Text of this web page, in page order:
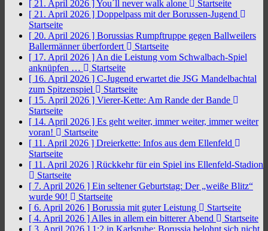
[ 21. April 2026 ]You´ll never walk alone
Startseite
[ 21. April 2026 ] Doppelpass mit der Borussen-Jugend
Startseite
[ 20. April 2026 ] Borussias Rumpftruppe gegen Ballweilers
Ballermänner überfordert
Startseite
[ 17. April 2026 ] An die Leistung vom Schwalbach-Spiel
anknüpfen …
Startseite
[ 16. April 2026 ] C-Jugend erwartet die JSG Mandelbachtal
zum Spitzenspiel
Startseite
[ 15. April 2026 ] Vierer-Kette: Am Rande der Bande
Startseite
[ 14. April 2026 ] Es geht weiter, immer weiter, immer weiter
voran!
Startseite
[ 11. April 2026 ] Dreierkette: Infos aus dem Ellenfeld
Startseite
[ 11. April 2026 ] Rückkehr für ein Spiel ins Ellenfeld-Stadion
Startseite
[ 7. April 2026 ] Ein seltener Geburtstag: Der „weiße Blitz“
wurde 90!
Startseite
[ 6. April 2026 ] Borussia mit guter Leistung
Startseite
[ 4. April 2026 ] Alles in allem ein bitterer Abend
Startseite
[ 3. April 2026 ] 1:2 in Karlsruhe: Borussia belohnt sich nicht